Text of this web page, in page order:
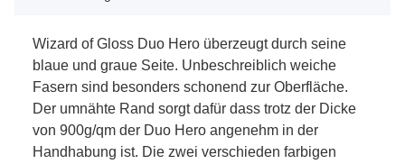
Wizard of Gloss Duo Hero überzeugt durch seine
blaue und graue Seite. Unbeschreiblich weiche
Fasern sind besonders schonend zur Oberfläche.
Der umnähte Rand sorgt dafür dass trotz der Dicke
von 900g/qm der Duo Hero angenehm in der
Handhabung ist. Die zwei verschieden farbigen